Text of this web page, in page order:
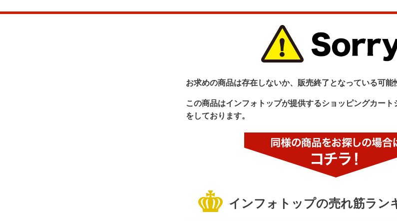
お求めの商品は存在しないか、販売終了となっている可能
この商品はインフォトップが提供するショッピングカー
をしております。
インフォトップの売れ筋ラン